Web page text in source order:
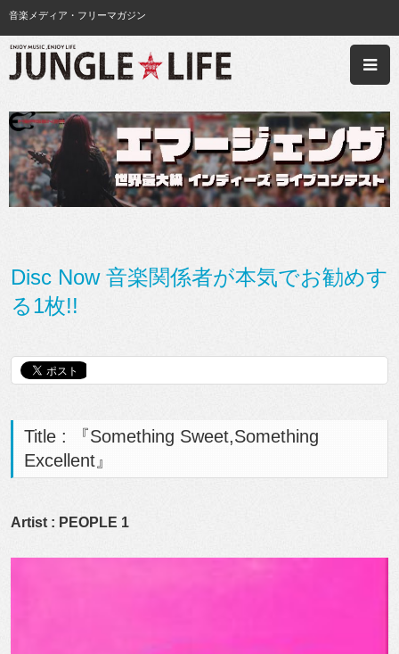
音楽メディア・フリーマガジン
Disc Now 音楽関係者が本気でお勧めす
る1枚!!
Title : 『Something Sweet,Something
Excellent』
Artist : PEOPLE 1